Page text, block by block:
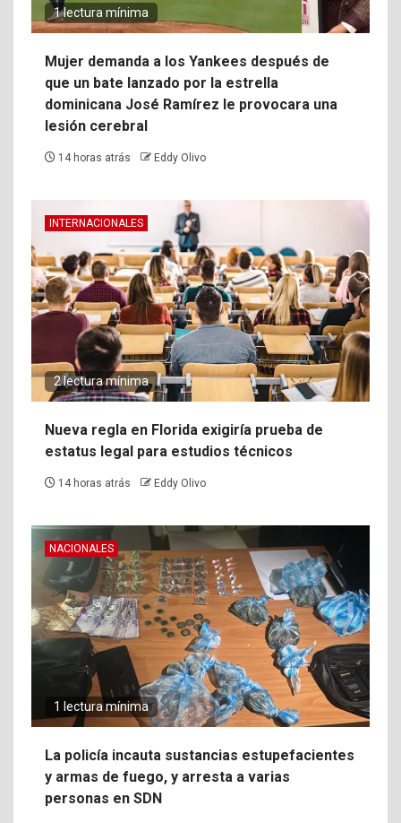
1 lectura mínima
Mujer demanda a los Yankees después de
que un bate lanzado por la estrella
dominicana José Ramírez le provocara una
lesión cerebral
14 horas atrás Eddy Olivo
INTERNACIONALES
2 lectura mínima
Nueva regla en Florida exigiría prueba de
estatus legal para estudios técnicos
14 horas atrás Eddy Olivo
NACIONALES
1 lectura mínima
La policía incauta sustancias estupefacientes
y armas de fuego, y arresta a varias
personas en SDN